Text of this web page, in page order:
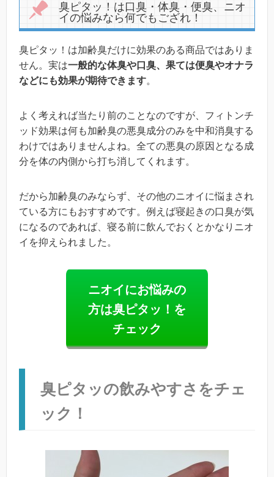
臭ピタッ！は口臭・体臭・便臭、ニオ
イの悩みなら何でもござれ！
臭ピタッ！は加齢臭だけに効果のある商品ではありま
せん。実は一般的な体臭や口臭、果ては便臭やオナラ
などにも効果が期待できます。
よく考えれば当たり前のことなのですが、フィトンチ
ッド効果は何も加齢臭の悪臭成分のみを中和消臭する
わけではありませんよね。全ての悪臭の原因となる成
分を体の内側から打ち消してくれます。
だから加齢臭のみならず、その他のニオイに悩まされ
ている方にもおすすめです。例えば寝起きの口臭が気
になるのであれば、寝る前に飲んでおくとかなりニオ
イを抑えられました。
ニオイにお悩みの
方は臭ピタッ！を
チェック
臭ピタッの飲みやすさをチェ
ック！